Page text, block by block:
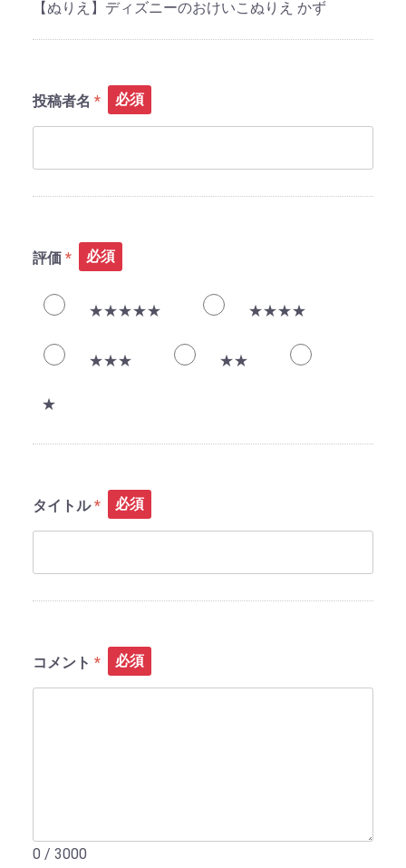
【ぬりえ】ディズニーのおけいこぬりえ かず
投稿者名 必須
評価 必須
★★★★★ ★★★★
★★★ ★★
★
タイトル 必須
コメント 必須
0 / 3000